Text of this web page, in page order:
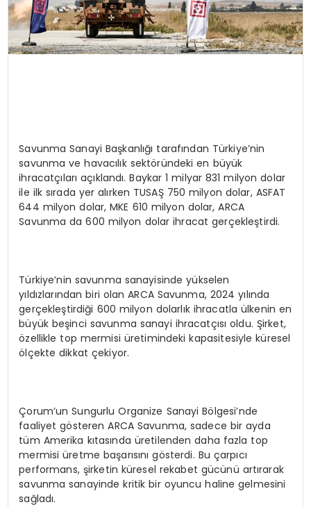
Savunma Sanayi Başkanlığı tarafından Türkiye’nin
savunma ve havacılık sektöründeki en büyük
ihracatçıları açıklandı. Baykar 1 milyar 831 milyon dolar
ile ilk sırada yer alırken TUSAŞ 750 milyon dolar, ASFAT
644 milyon dolar, MKE 610 milyon dolar, ARCA
Savunma da 600 milyon dolar ihracat gerçekleştirdi.
Türkiye’nin savunma sanayisinde yükselen
yıldızlarından biri olan ARCA Savunma, 2024 yılında
gerçekleştirdiği 600 milyon dolarlık ihracatla ülkenin en
büyük beşinci savunma sanayi ihracatçısı oldu. Şirket,
özellikle top mermisi üretimindeki kapasitesiyle küresel
ölçekte dikkat çekiyor.
Çorum’un Sungurlu Organize Sanayi Bölgesi’nde
faaliyet gösteren ARCA Savunma, sadece bir ayda
tüm Amerika kıtasında üretilenden daha fazla top
mermisi üretme başarısını gösterdi. Bu çarpıcı
performans, şirketin küresel rekabet gücünü artırarak
savunma sanayinde kritik bir oyuncu haline gelmesini
sağladı.